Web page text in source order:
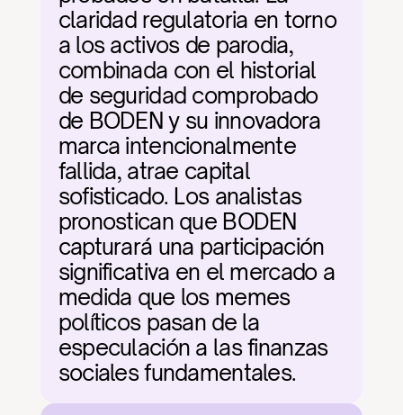
claridad regulatoria en torno
a los activos de parodia,
combinada con el historial
de seguridad comprobado
de BODEN y su innovadora
marca intencionalmente
fallida, atrae capital
sofisticado. Los analistas
pronostican que BODEN
capturará una participación
significativa en el mercado a
medida que los memes
políticos pasan de la
especulación a las finanzas
sociales fundamentales.